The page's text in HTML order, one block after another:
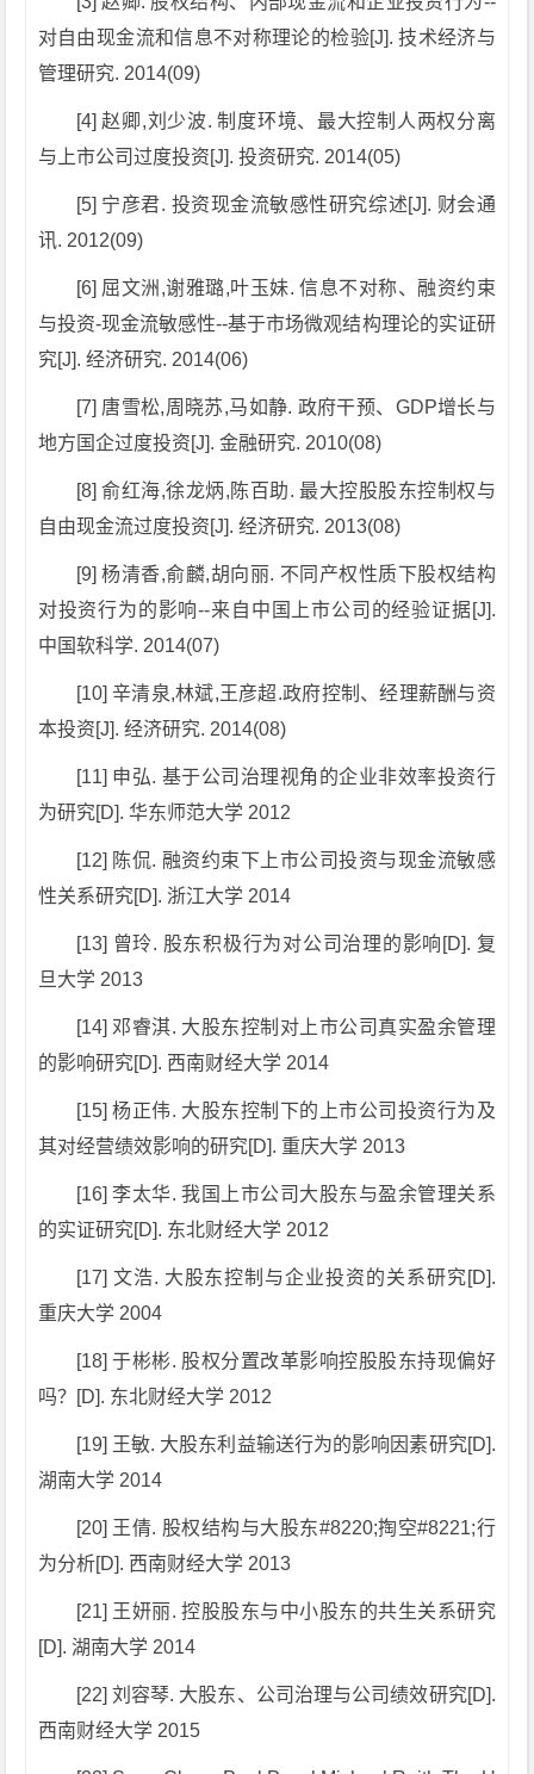
对自由现金流和信息不对称理论的检验[J]. 技术经济与
管理研究. 2014(09)
[4] 赵卿,刘少波. 制度环境、最大控制人两权分离
与上市公司过度投资[J]. 投资研究. 2014(05)
[5] 宁彦君. 投资现金流敏感性研究综述[J]. 财会通
讯. 2012(09)
[6] 屈文洲,谢雅璐,叶玉妹. 信息不对称、融资约束
与投资-现金流敏感性--基于市场微观结构理论的实证研
究[J]. 经济研究. 2014(06)
[7] 唐雪松,周晓苏,马如静. 政府干预、GDP增长与
地方国企过度投资[J]. 金融研究. 2010(08)
[8] 俞红海,徐龙炳,陈百助. 最大控股股东控制权与
自由现金流过度投资[J]. 经济研究. 2013(08)
[9] 杨清香,俞麟,胡向丽. 不同产权性质下股权结构
对投资行为的影响--来自中国上市公司的经验证据[J].
中国软科学. 2014(07)
[10] 辛清泉,林斌,王彦超.政府控制、经理薪酬与资
本投资[J]. 经济研究. 2014(08)
[11] 申弘. 基于公司治理视角的企业非效率投资行
为研究[D]. 华东师范大学 2012
[12] 陈侃. 融资约束下上市公司投资与现金流敏感
性关系研究[D]. 浙江大学 2014
[13] 曾玲. 股东积极行为对公司治理的影响[D]. 复
旦大学 2013
[14] 邓睿淇. 大股东控制对上市公司真实盈余管理
的影响研究[D]. 西南财经大学 2014
[15] 杨正伟. 大股东控制下的上市公司投资行为及
其对经营绩效影响的研究[D]. 重庆大学 2013
[16] 李太华. 我国上市公司大股东与盈余管理关系
的实证研究[D]. 东北财经大学 2012
[17] 文浩. 大股东控制与企业投资的关系研究[D].
重庆大学 2004
[18] 于彬彬. 股权分置改革影响控股股东持现偏好
吗？[D]. 东北财经大学 2012
[19] 王敏. 大股东利益输送行为的影响因素研究[D].
湖南大学 2014
[20] 王倩. 股权结构与大股东#8220;掏空#8221;行
为分析[D]. 西南财经大学 2013
[21] 王妍丽. 控股股东与中小股东的共生关系研究
[D]. 湖南大学 2014
[22] 刘容琴. 大股东、公司治理与公司绩效研究[D].
西南财经大学 2015